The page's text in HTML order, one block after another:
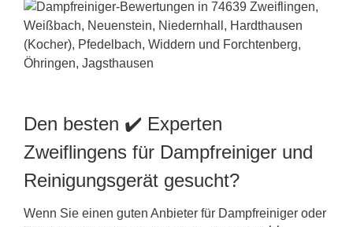
Den besten ✔️ Experten
Zweiflingens für Dampfreiniger und
Reinigungsgerät gesucht?
Wenn Sie einen guten Anbieter für Dampfreiniger oder